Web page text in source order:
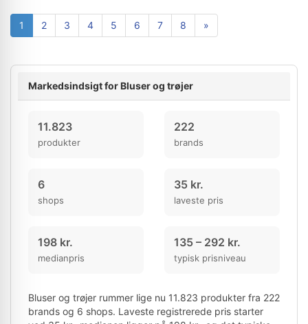
1 2 3 4 5 6 7 8 »
Markedsindsigt for Bluser og trøjer
11.823
produkter
222
brands
6
shops
35 kr.
laveste pris
198 kr.
medianpris
135 – 292 kr.
typisk prisniveau
Bluser og trøjer rummer lige nu 11.823 produkter fra 222
brands og 6 shops. Laveste registrerede pris starter